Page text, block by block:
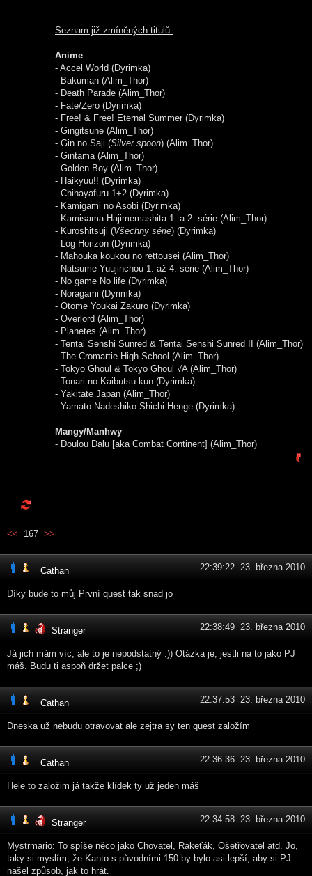
Seznam již zmíněných titulů:
Anime
- Accel World (Dyrimka)
- Bakuman (Alim_Thor)
- Death Parade (Alim_Thor)
- Fate/Zero (Dyrimka)
- Free! & Free! Eternal Summer (Dyrimka)
- Gingitsune (Alim_Thor)
- Gin no Saji (Silver spoon) (Alim_Thor)
- Gintama (Alim_Thor)
- Golden Boy (Alim_Thor)
- Haikyuu!! (Dyrimka)
- Chihayafuru 1+2 (Dyrimka)
- Kamigami no Asobi (Dyrimka)
- Kamisama Hajimemashita 1. a 2. série (Alim_Thor)
- Kuroshitsuji (Všechny série) (Dyrimka)
- Log Horizon (Dyrimka)
- Mahouka koukou no rettousei (Alim_Thor)
- Natsume Yuujinchou 1. až 4. série (Alim_Thor)
- No game No life (Dyrimka)
- Noragami (Dyrimka)
- Otome Youkai Zakuro (Dyrimka)
- Overlord (Alim_Thor)
- Planetes (Alim_Thor)
- Tentai Senshi Sunred & Tentai Senshi Sunred II (Alim_Thor)
- The Cromartie High School (Alim_Thor)
- Tokyo Ghoul & Tokyo Ghoul √A (Alim_Thor)
- Tonari no Kaibutsu-kun (Dyrimka)
- Yakitate Japan (Alim_Thor)
- Yamato Nadeshiko Shichi Henge (Dyrimka)
Mangy/Manhwy
- Doulou Dalu [aka Combat Continent] (Alim_Thor)
<< 167 >>
Cathan 22:39:22 23. března 2010
Díky bude to můj První quest tak snad jo
Stranger 22:38:49 23. března 2010
Já jich mám víc, ale to je nepodstatný :)) Otázka je, jestli na to jako PJ
máš. Budu ti aspoň držet palce ;)
Cathan 22:37:53 23. března 2010
Dneska už nebudu otravovat ale zejtra sy ten quest založím
Cathan 22:36:36 23. března 2010
Hele to založim já takže klídek ty už jeden máš
Stranger 22:34:58 23. března 2010
Mystrmario: To spíše něco jako Chovatel, Rakeťák, Ošetřovatel atd. Jo,
taky si myslím, že Kanto s původními 150 by bylo asi lepší, aby si PJ
našel způsob, jak to hrát.